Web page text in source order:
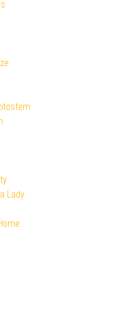
Lady